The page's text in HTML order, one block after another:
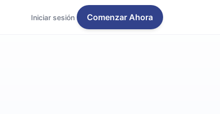
Iniciar sesión Comenzar Ahora